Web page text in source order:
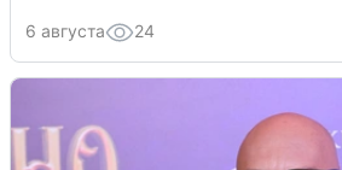
6 августа 24